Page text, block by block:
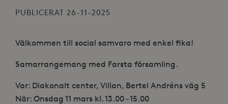
PUBLICERAT 26-11-2025
Välkommen till social samvaro med enkel fika!
Samarrangemang med Farsta församling.
Var: Diakonalt center, Villan, Bertel Andréns väg 5
När: Onsdag 11 mars kl. 13.00 – 15.00